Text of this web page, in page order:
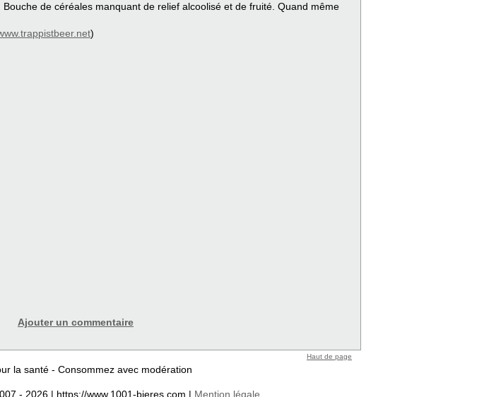
de céréales manquant de relief alcoolisé et de fruité. Quand même
)
Ajouter un commentaire
la santé - Consommez avec modération
- 2026 | https://www.1001-bieres.com | Mention légale
Haut de page